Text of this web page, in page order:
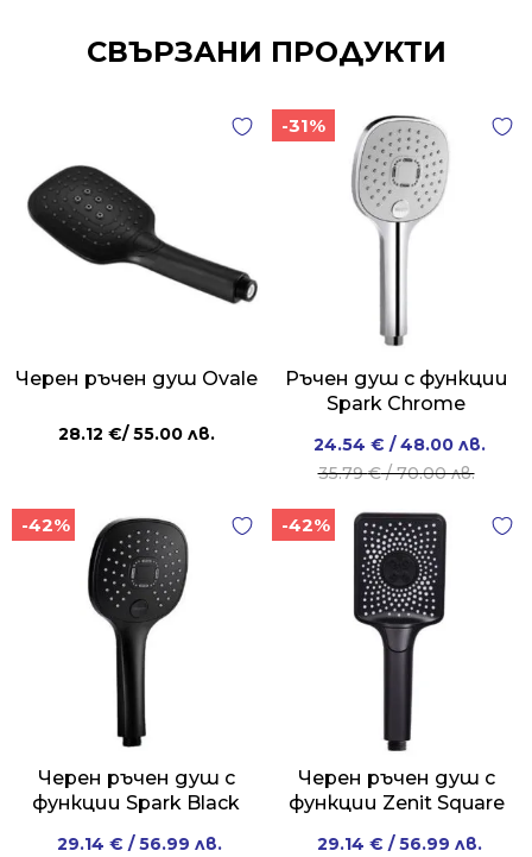
СВЪРЗАНИ ПРОДУКТИ
Черен ръчен душ Ovale
28.12 €/ 55.00 лв.
-31%
Ръчен душ с функции
Spark Chrome
35.79€/ 70.00 лв.
Original
price
35.79 €
/
70.00 лв..
24.54 € / 48.00 лв.
Current
price
24.54 €
/
48.00 лв..
-42%
Черен ръчен душ с
функции Spark Black
Original
29.14 € / 56.99 лв.
Current
-42%
Черен ръчен душ с
функции Zenit Square
Original
29.14 € / 56.99 лв.
Current